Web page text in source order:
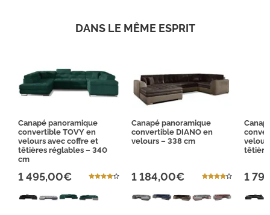
DANS LE MÊME ESPRIT
Canapé panoramique
convertible TOVY en
velours avec coffre et
têtières réglables – 340
cm
1 495,00€
Canapé panoramique
convertible DIANO en
velours – 338 cm
1 184,00€ 1